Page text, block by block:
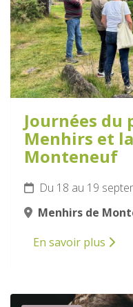
Journées
Menhirs et
Monteneuf
Du 18 au 19
Menhirs de
En savoir plus